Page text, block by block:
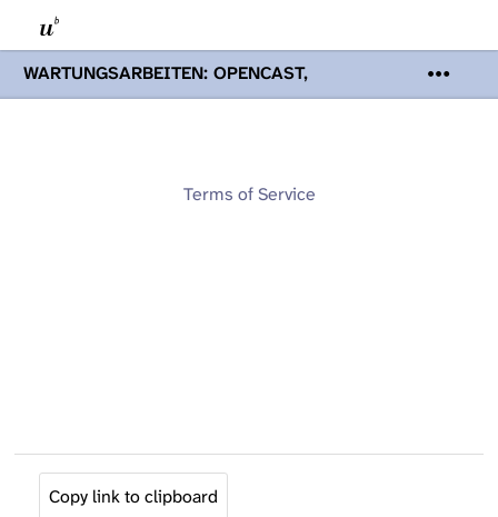
WARTUNGSARBEITEN: OPENCAST,
PODCASTS & TOBIRA
Mi 19. August
Opencast-Videos und Tobira nicht zur
Terms of Service
Copy link to clipboard